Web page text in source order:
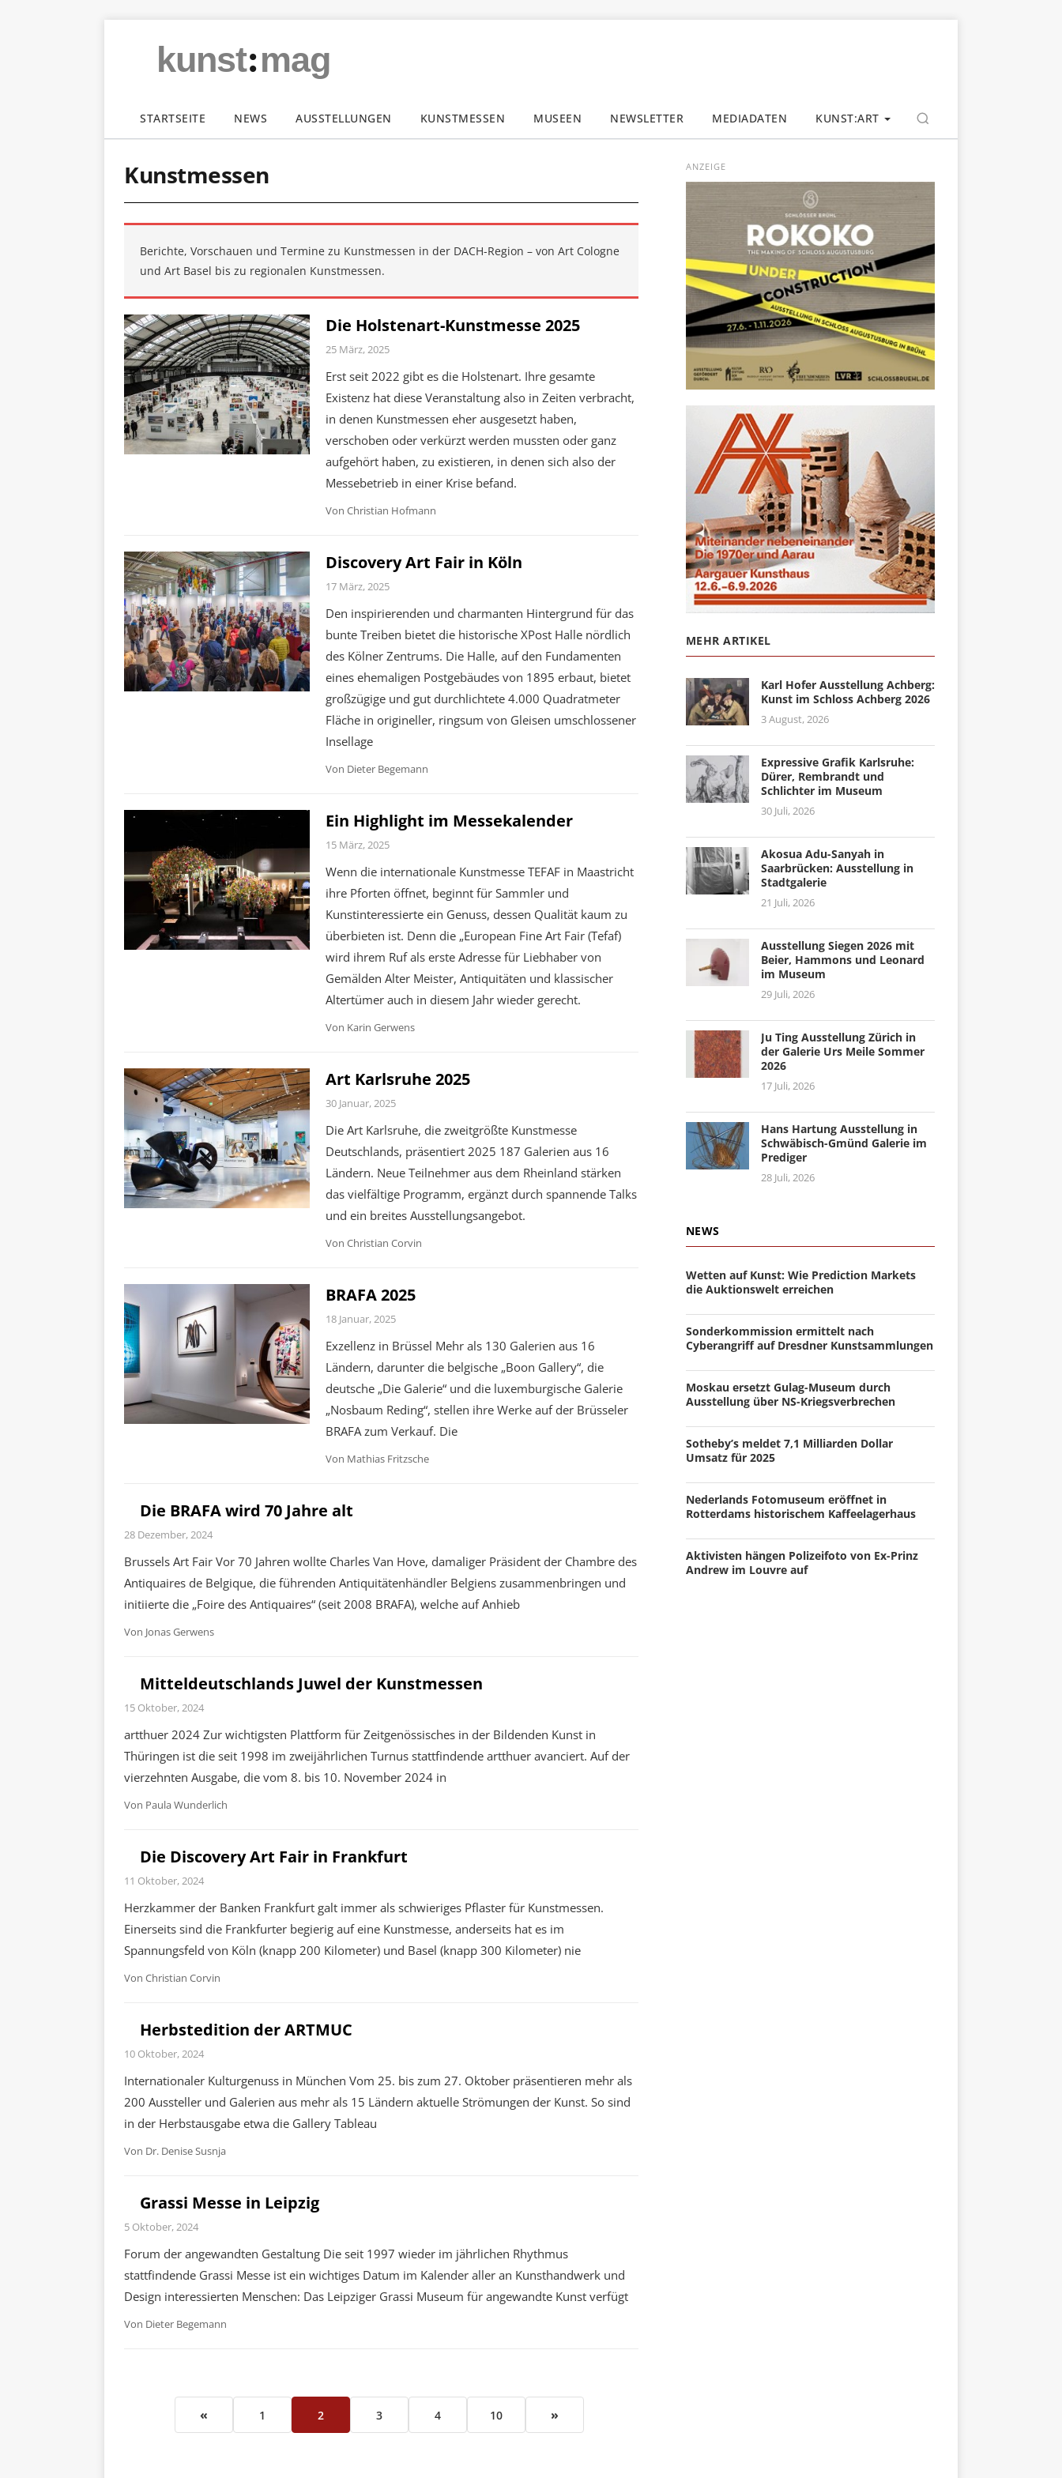
kunst:mag
STARTSEITE NEWS AUSSTELLUNGEN KUNSTMESSEN MUSEEN NEWSLETTER MEDIADATEN KUNST:ART
Kunstmessen
Berichte, Vorschauen und Termine zu Kunstmessen in der DACH-Region – von Art Cologne
und Art Basel bis zu regionalen Kunstmessen.
Die Holstenart-Kunstmesse 2025
25 März, 2025
Erst seit 2022 gibt es die Holstenart. Ihre gesamte
Existenz hat diese Veranstaltung also in Zeiten verbracht,
in denen Kunstmessen eher ausgesetzt haben,
verschoben oder verkürzt werden mussten oder ganz
aufgehört haben, zu existieren, in denen sich also der
Messebetrieb in einer Krise befand.
Von Christian Hofmann
Discovery Art Fair in Köln
17 März, 2025
Den inspirierenden und charmanten Hintergrund für das
bunte Treiben bietet die historische XPost Halle nördlich
des Kölner Zentrums. Die Halle, auf den Fundamenten
eines ehemaligen Postgebäudes von 1895 erbaut, bietet
großzügige und gut durchlichtete 4.000 Quadratmeter
Fläche in origineller, ringsum von Gleisen umschlossener
Insellage
Von Dieter Begemann
Ein Highlight im Messekalender
15 März, 2025
Wenn die internationale Kunstmesse TEFAF in Maastricht
ihre Pforten öffnet, beginnt für Sammler und
Kunstinteressierte ein Genuss, dessen Qualität kaum zu
überbieten ist. Denn die „European Fine Art Fair (Tefaf)
wird ihrem Ruf als erste Adresse für Liebhaber von
Gemälden Alter Meister, Antiquitäten und klassischer
Altertümer auch in diesem Jahr wieder gerecht.
Von Karin Gerwens
Art Karlsruhe 2025
30 Januar, 2025
Die Art Karlsruhe, die zweitgrößte Kunstmesse
Deutschlands, präsentiert 2025 187 Galerien aus 16
Ländern. Neue Teilnehmer aus dem Rheinland stärken
das vielfältige Programm, ergänzt durch spannende Talks
und ein breites Ausstellungsangebot.
Von Christian Corvin
BRAFA 2025
18 Januar, 2025
Exzellenz in Brüssel Mehr als 130 Galerien aus 16
Ländern, darunter die belgische „Boon Gallery“, die
deutsche „Die Galerie“ und die luxemburgische Galerie
„Nosbaum Reding“, stellen ihre Werke auf der Brüsseler
BRAFA zum Verkauf. Die
Von Mathias Fritzsche
Die BRAFA wird 70 Jahre alt
28 Dezember, 2024
Brussels Art Fair Vor 70 Jahren wollte Charles Van Hove, damaliger Präsident der Chambre des
Antiquaires de Belgique, die führenden Antiquitätenhändler Belgiens zusammenbringen und
initiierte die „Foire des Antiquaires“ (seit 2008 BRAFA), welche auf Anhieb
Von Jonas Gerwens
Mitteldeutschlands Juwel der Kunstmessen
15 Oktober, 2024
artthuer 2024 Zur wichtigsten Plattform für Zeitgenössisches in der Bildenden Kunst in
Thüringen ist die seit 1998 im zweijährlichen Turnus stattfindende artthuer avanciert. Auf der
vierzehnten Ausgabe, die vom 8. bis 10. November 2024 in
Von Paula Wunderlich
Die Discovery Art Fair in Frankfurt
11 Oktober, 2024
Herzkammer der Banken Frankfurt galt immer als schwieriges Pflaster für Kunstmessen.
Einerseits sind die Frankfurter begierig auf eine Kunstmesse, anderseits hat es im
Spannungsfeld von Köln (knapp 200 Kilometer) und Basel (knapp 300 Kilometer) nie
Von Christian Corvin
Herbstedition der ARTMUC
10 Oktober, 2024
Internationaler Kulturgenuss in München Vom 25. bis zum 27. Oktober präsentieren mehr als
200 Aussteller und Galerien aus mehr als 15 Ländern aktuelle Strömungen der Kunst. So sind
in der Herbstausgabe etwa die Gallery Tableau
Von Dr. Denise Susnja
Grassi Messe in Leipzig
5 Oktober, 2024
Forum der angewandten Gestaltung Die seit 1997 wieder im jährlichen Rhythmus
stattfindende Grassi Messe ist ein wichtiges Datum im Kalender aller an Kunsthandwerk und
Design interessierten Menschen: Das Leipziger Grassi Museum für angewandte Kunst verfügt
Von Dieter Begemann
« 1 2 3 4 10 »
ANZEIGE
MEHR ARTIKEL
Karl Hofer Ausstellung Achberg:
Kunst im Schloss Achberg 2026
3 August, 2026
Expressive Grafik Karlsruhe:
Dürer, Rembrandt und
Schlichter im Museum
30 Juli, 2026
Akosua Adu-Sanyah in
Saarbrücken: Ausstellung in
Stadtgalerie
21 Juli, 2026
Ausstellung Siegen 2026 mit
Beier, Hammons und Leonard
im Museum
29 Juli, 2026
Ju Ting Ausstellung Zürich in
der Galerie Urs Meile Sommer
2026
17 Juli, 2026
Hans Hartung Ausstellung in
Schwäbisch-Gmünd Galerie im
Prediger
28 Juli, 2026
NEWS
Wetten auf Kunst: Wie Prediction Markets
die Auktionswelt erreichen
Sonderkommission ermittelt nach
Cyberangriff auf Dresdner Kunstsammlungen
Moskau ersetzt Gulag-Museum durch
Ausstellung über NS-Kriegsverbrechen
Sotheby’s meldet 7,1 Milliarden Dollar
Umsatz für 2025
Nederlands Fotomuseum eröffnet in
Rotterdams historischem Kaffeelagerhaus
Aktivisten hängen Polizeifoto von Ex-Prinz
Andrew im Louvre auf